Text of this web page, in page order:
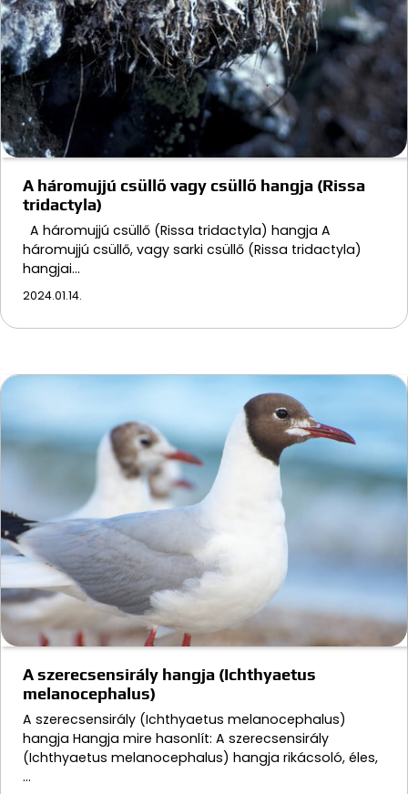
A háromujjú csüllő vagy csüllő hangja (Rissa
tridactyla)
A háromujjú csüllő (Rissa tridactyla) hangja A
háromujjú csüllő, vagy sarki csüllő (Rissa tridactyla)
hangjai…
2024.01.14.
A szerecsensirály hangja (Ichthyaetus
melanocephalus)
A szerecsensirály (Ichthyaetus melanocephalus)
hangja Hangja mire hasonlít: A szerecsensirály
(Ichthyaetus melanocephalus) hangja rikácsoló, éles,
…